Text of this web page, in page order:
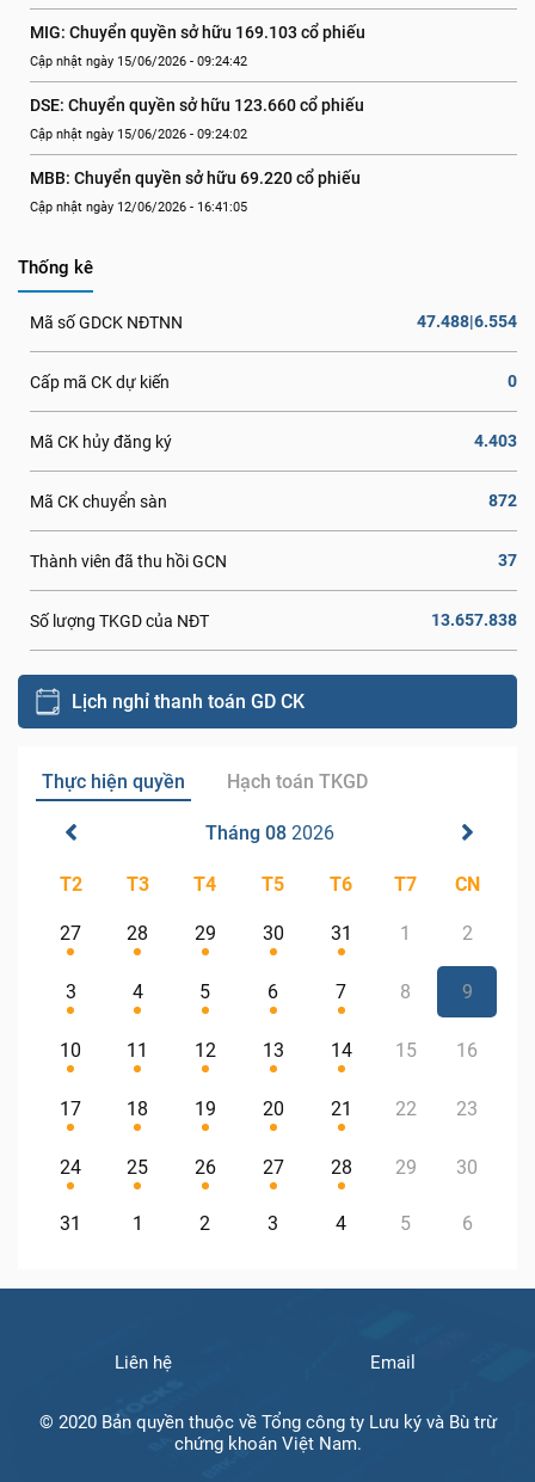
MIG: Chuyển quyền sở hữu 169.103 cổ phiếu
Cập nhật ngày 15/06/2026 - 09:24:42
DSE: Chuyển quyền sở hữu 123.660 cổ phiếu
Cập nhật ngày 15/06/2026 - 09:24:02
MBB: Chuyển quyền sở hữu 69.220 cổ phiếu
Cập nhật ngày 12/06/2026 - 16:41:05
Thống kê
Mã số GDCK NĐTNN 47.488|6.554
Cấp mã CK dự kiến 0
Mã CK hủy đăng ký 4.403
Mã CK chuyển sàn 872
Thành viên đã thu hồi GCN 37
Số lượng TKGD của NĐT 13.657.838
Lịch nghỉ thanh toán GD CK
Thực hiện quyền Hạch toán TKGD
Tháng 08 2026
T2 T3 T4 T5 T6 T7 CN
27 28 29 30 31 1 2
3 4 5 6 7 8 9
10 11 12 13 14 15 16
17 18 19 20 21 22 23
24 25 26 27 28 29 30
31 1 2 3 4 5 6
Liên hệ Email
© 2020 Bản quyền thuộc về Tổng công ty Lưu ký và Bù trừ
chứng khoán Việt Nam.